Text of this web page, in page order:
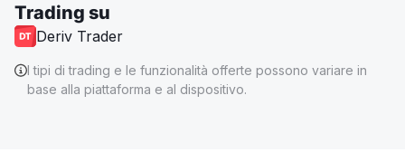
Trading su
Deriv Trader
I tipi di trading e le funzionalità offerte possono variare in
base alla piattaforma e al dispositivo.